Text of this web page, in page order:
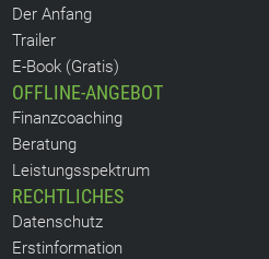
Der Anfang
Trailer
E-Book (Gratis)
OFFLINE-ANGEBOT
Finanzcoaching
Beratung
Leistungsspektrum
RECHTLICHES
Datenschutz
Erstinformation